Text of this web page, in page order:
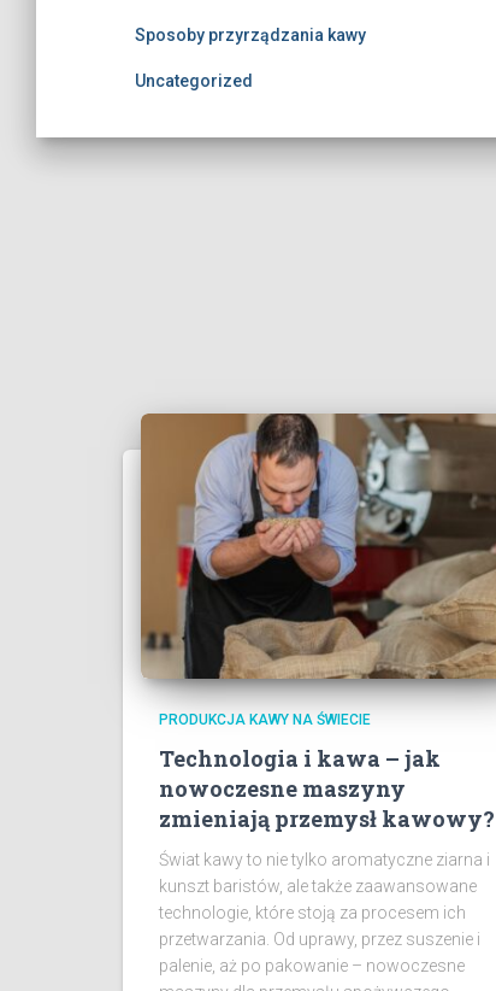
Sposoby przyrządzania kawy
Uncategorized
PRODUKCJA KAWY NA ŚWIECIE
Technologia i kawa – jak
nowoczesne maszyny
zmieniają przemysł kawowy?
Świat kawy to nie tylko aromatyczne ziarna i
kunszt baristów, ale także zaawansowane
technologie, które stoją za procesem ich
przetwarzania. Od uprawy, przez suszenie i
palenie, aż po pakowanie – nowoczesne